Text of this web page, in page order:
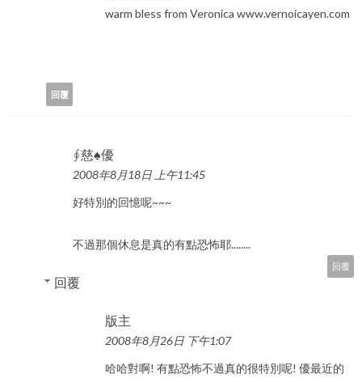
warm bless from Veronica www.vernoicayen.com
回覆
∮慈♠優
2008年8月18日 上午11:45
好特別的回憶呢~~~
不過那個休息是真的有點恐怖耶........
回覆
回覆
版主
2008年8月26日 下午1:07
哈哈對啊! 有點恐怖不過真的很特別呢! 優最近的